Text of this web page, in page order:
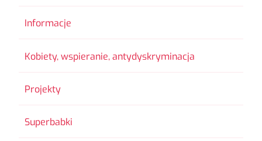
Informacje
Kobiety, wspieranie, antydyskryminacja
Projekty
Superbabki